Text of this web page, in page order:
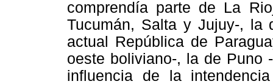
comprendía parte de La
Tucumán, Salta y Jujuy-, la
actual República de
oeste boliviano-, la de Puno
influencia de la